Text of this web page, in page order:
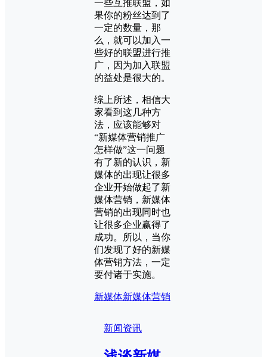
一些互推联盟，如
果你的粉丝达到了
一定的数量，那
么，就可以加入一
些好的联盟进行推
广，因为加入联盟
的益处是很大的。
综上所述，相信大
家看到这几种方
法，应该能够对
“新媒体营销推广
怎样做”这一问题
有了新的认识，新
媒体的出现让很多
企业开始做起了新
媒体营销，新媒体
营销的出现同时也
让很多企业赢得了
成功。所以，当你
们发现了好的新媒
体营销方法，一定
要付诸于实施。
新媒体新媒体营销
新闻资讯